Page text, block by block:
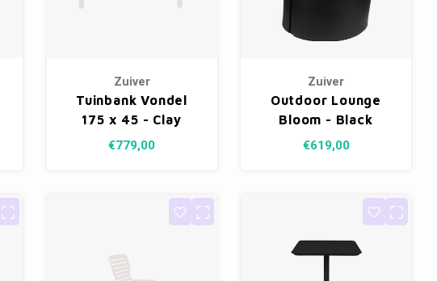
Zuiver
Tuinbank Vondel
175 x 45 - Clay
€779,00
Zuiver
Outdoor Lounge
Bloom - Black
€619,00